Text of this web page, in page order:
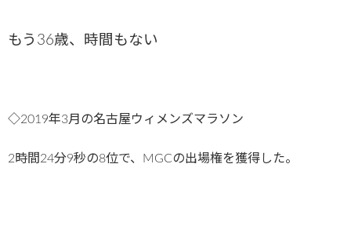
もう36歳、時間もない
◇2019年3月の名古屋ウィメンズマラソン
2時間24分9秒の8位で、MGCの出場権を獲得した。